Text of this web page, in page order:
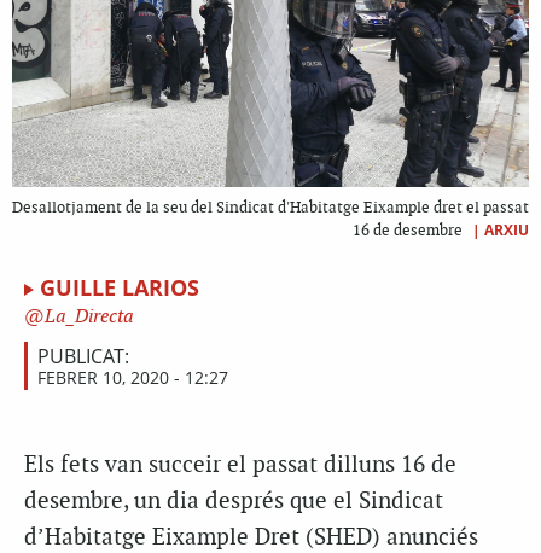
Desallotjament de la seu del Sindicat d'Habitatge Eixample dret el passat
16 de desembre
| ARXIU
GUILLE LARIOS
La_Directa
PUBLICAT:
FEBRER 10, 2020 - 12:27
Els fets van succeir el passat dilluns 16 de
desembre, un dia després que el Sindicat
d’Habitatge Eixample Dret (SHED) anunciés